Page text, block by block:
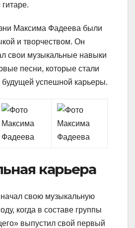
Максима Фадеева были
и творчеством. Он
свои музыкальные навыки
песни, которые стали
будущей успешной карьеры.
карьера
свою музыкальную
когда в составе группы
выпустил свой первый